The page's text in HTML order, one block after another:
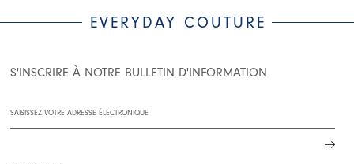
EVERYDAY COUTURE
S'INSCRIRE À NOTRE BULLETIN D'INFORMATION